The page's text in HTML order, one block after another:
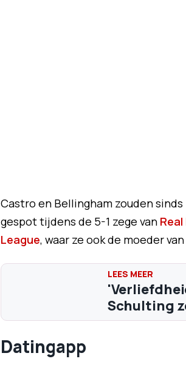
Castro en Bellingham zouden
gespot tijdens de 5-1 zege van
League, waar ze ook de moeder
Schulting
Datingapp